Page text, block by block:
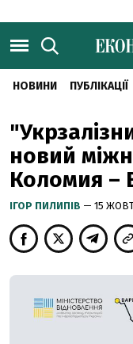
НОВИНИ ПУБЛІКАЦІЇ
новий
Коломия –
ІГОР ПИЛИПІВ — 15